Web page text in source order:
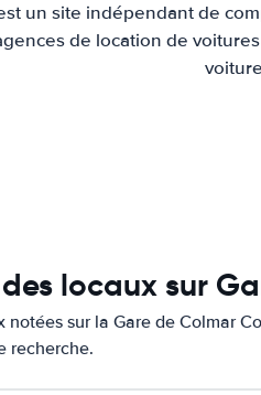
un site indépendant de
de location de
locaux sur
sur la Gare de Colmar
recherche.